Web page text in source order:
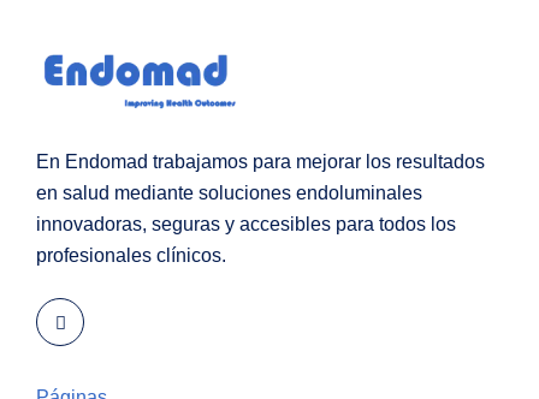
En Endomad trabajamos para mejorar los resultados
en salud mediante soluciones endoluminales
innovadoras, seguras y accesibles para todos los
profesionales clínicos.